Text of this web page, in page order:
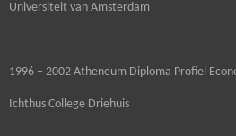
Universiteit van Amsterdam
1996 – 2002 Atheneum Diploma Profiel
Ichthus College Driehuis